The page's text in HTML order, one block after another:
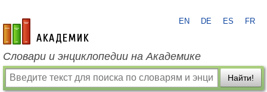
academic.ru
EN DE ES FR
Словари и энциклопедии на Академике
Найти!